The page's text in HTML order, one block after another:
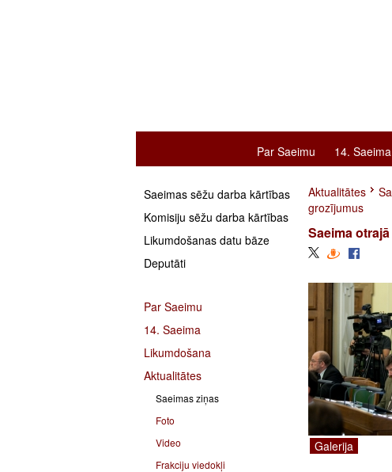
Par Saeimu 14. Saeima
Saeimas sēžu darba kārtības
Komisiju sēžu darba kārtības
Likumdošanas datu bāze
Deputāti
Par Saeimu
14. Saeima
Likumdošana
Aktualitātes
Saeimas ziņas
Foto
Video
Frakciju viedokļi
Aktualitātes
grozījumus
Saeima
Galerija